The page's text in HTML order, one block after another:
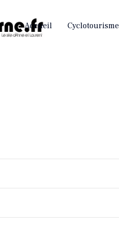
Accueil Cyclotourisme